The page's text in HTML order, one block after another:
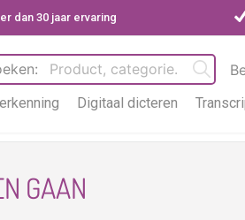
dan 30 jaar ervaring
Digitaal dicteren
GAAN